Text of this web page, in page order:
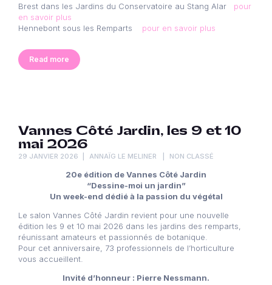
Brest dans les Jardins du Conservatoire au Stang Alar pour
en savoir plus
Hennebont sous les Remparts pour en savoir plus
Read more
Vannes Côté Jardin, les 9 et 10
mai 2026
29 JANVIER 2026 ANNAÏG LE MELINER NON CLASSÉ
20e édition de Vannes Côté Jardin
“Dessine-moi un jardin”
Un week-end dédié à la passion du végétal
Le salon Vannes Côté Jardin revient pour une nouvelle
édition les 9 et 10 mai 2026 dans les jardins des remparts,
réunissant amateurs et passionnés de botanique.
Pour cet anniversaire, 73 professionnels de l’horticulture
vous accueillent.
Invité d’honneur : Pierre Nessmann.